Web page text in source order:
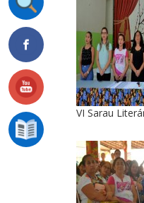
VI Sarau